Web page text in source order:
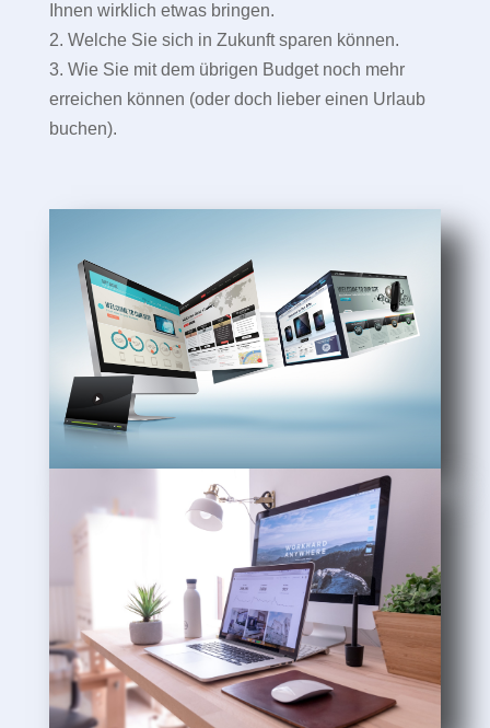
Ihnen wirklich etwas bringen.
2. Welche Sie sich in Zukunft sparen können.
3. Wie Sie mit dem übrigen Budget noch mehr
erreichen können (oder doch lieber einen Urlaub
buchen).